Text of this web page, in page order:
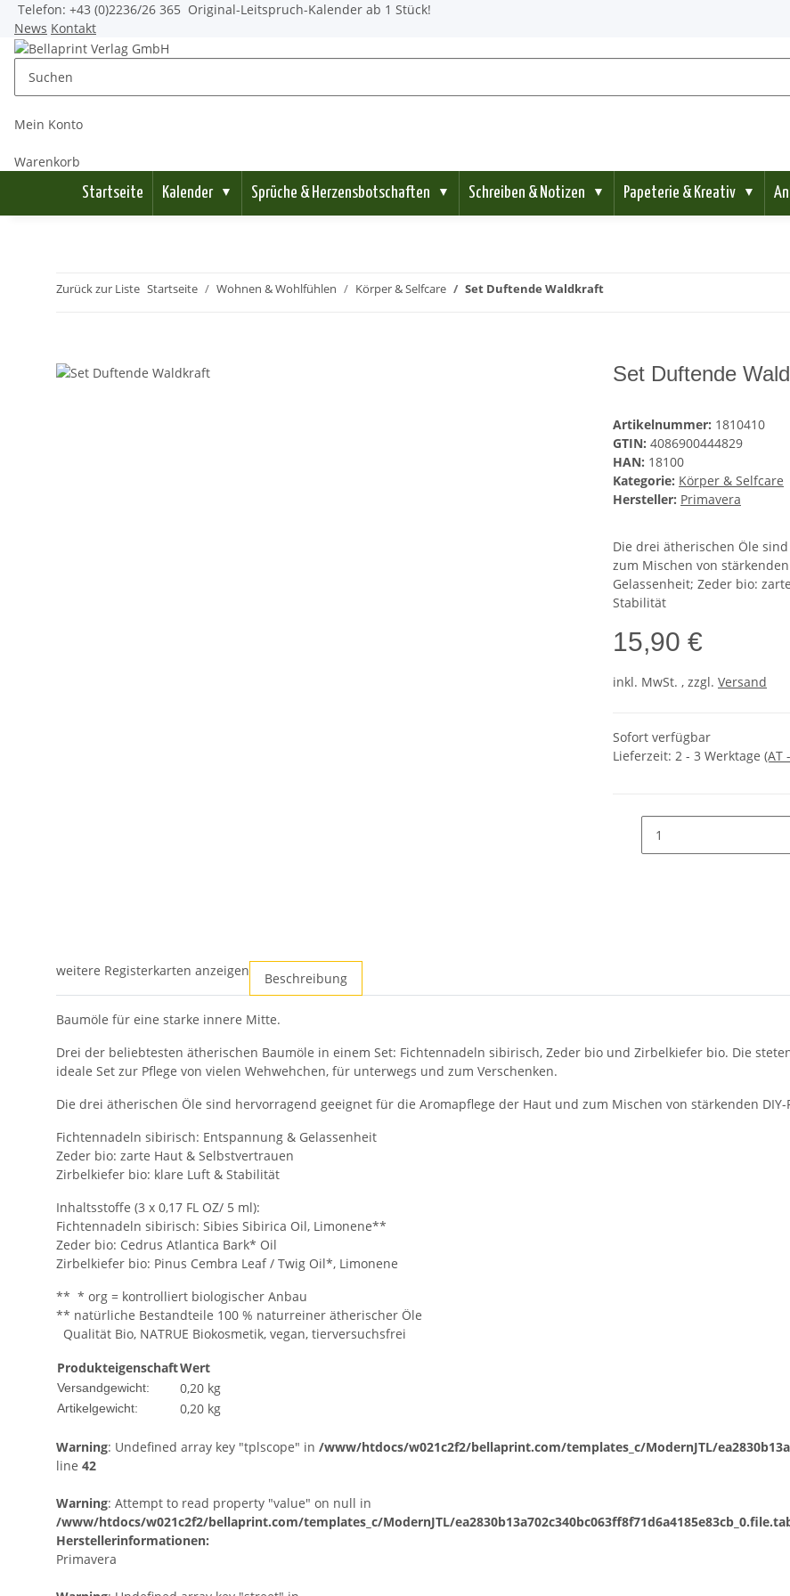
Telefon: +43 (0)2236/26 365 Original-Leitspruch-Kalender ab 1 Stück!
News Kontakt
Mein Konto
Warenkorb
Startseite
Kalender ▼ Sprüche & Herzensbotschaften ▼ Schreiben & Notizen ▼ Papeterie & Kreativ ▼
Zurück zur Liste Startseite Wohnen & Wohlfühlen Körper & Selfcare Set Duftende Waldkraft
Set Duftende
Artikelnummer: 1810410
GTIN: 4086900444829
HAN: 18100
Kategorie: Körper & Selfcare
Hersteller: Primavera
Die drei ätherischen Öle
zum Mischen von
Gelassenheit; Zeder bio:
Stabilität
15,90 €
inkl. MwSt. , zzgl. Versand
Sofort verfügbar
Lieferzeit: 2 - 3 Werktage (AT
weitere Registerkarten anzeigen Beschreibung
Baumöle für eine starke innere Mitte.
Drei der beliebtesten ätherischen Baumöle in einem Set: Fichtennadeln sibirisch, Zeder bio und Zirbelkiefer bio. Die
ideale Set zur Pflege von vielen Wehwehchen, für unterwegs und zum Verschenken.
Die drei ätherischen Öle sind hervorragend geeignet für die Aromapflege der Haut und zum Mischen von stärkenden DIY-
Fichtennadeln sibirisch: Entspannung & Gelassenheit
Zeder bio: zarte Haut & Selbstvertrauen
Zirbelkiefer bio: klare Luft & Stabilität
Inhaltsstoffe (3 x 0,17 FL OZ/ 5 ml):
Fichtennadeln sibirisch: Sibies Sibirica Oil, Limonene**
Zeder bio: Cedrus Atlantica Bark* Oil
Zirbelkiefer bio: Pinus Cembra Leaf / Twig Oil*, Limonene
** * org = kontrolliert biologischer Anbau
** natürliche Bestandteile 100 % naturreiner ätherischer Öle
Qualität Bio, NATRUE Biokosmetik, vegan, tierversuchsfrei
ProdukteigenschaftWert
Versandgewicht: 0,20 kg
Artikelgewicht: 0,20 kg
Warning: Undefined array key "tplscope" in /www/htdocs/w021c2f2/bellaprint.com/templates_c/ModernJTL/
line 42
Warning: Attempt to read property "value" on null in
/www/htdocs/w021c2f2/bellaprint.com/templates_c/ModernJTL/
Herstellerinformationen:
Primavera